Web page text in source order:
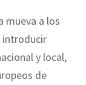
mueva a los
introducir
y local,
de